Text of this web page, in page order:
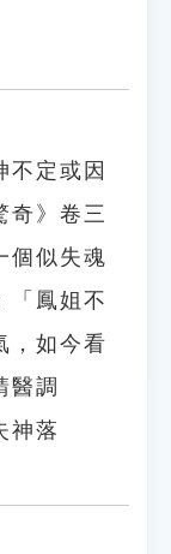
不定或因
奇》卷三
個似失魂
「鳳姐不
，如今看
醫調
神落